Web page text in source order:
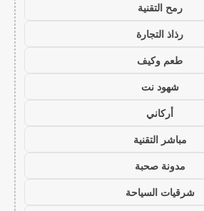
رمح التقنية
رذاذ التجارة
طعم وكيف
شهود نت
أركاني
مباشر التقنية
مدونة صحبة
شرقيات السياحة